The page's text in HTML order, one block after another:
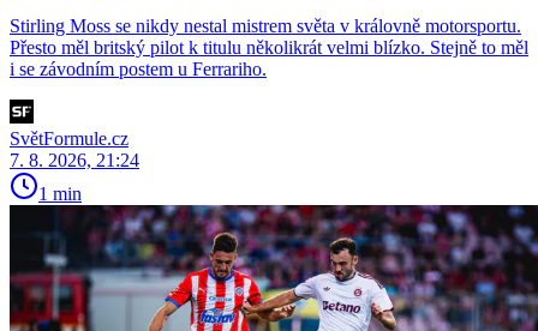
Stirling Moss se nikdy nestal mistrem světa v královně motorsportu.
Přesto měl britský pilot k titulu několikrát velmi blízko. Stejně to měl
i se závodním postem u Ferrariho.
SvětFormule.cz
7. 8. 2026, 21:24
1 min